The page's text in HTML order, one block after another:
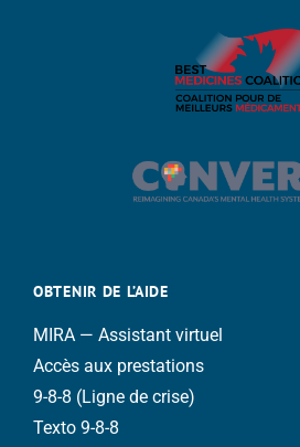
OBTENIR DE L’AIDE
MIRA — Assistant virtuel
Accès aux prestations
9-8-8 (Ligne de crise)
Texto 9-8-8